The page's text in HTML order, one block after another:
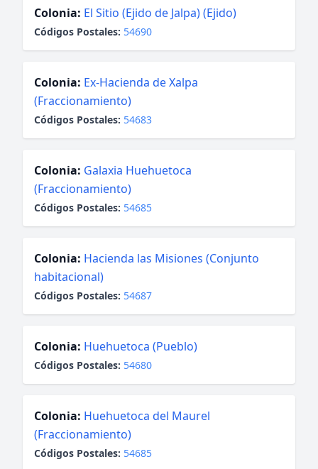
Colonia: El Sitio (Ejido de Jalpa) (Ejido)
Códigos Postales: 54690
Colonia: Ex-Hacienda de Xalpa
(Fraccionamiento)
Códigos Postales: 54683
Colonia: Galaxia Huehuetoca
(Fraccionamiento)
Códigos Postales: 54685
Colonia: Hacienda las Misiones (Conjunto
habitacional)
Códigos Postales: 54687
Colonia: Huehuetoca (Pueblo)
Códigos Postales: 54680
Colonia: Huehuetoca del Maurel
(Fraccionamiento)
Códigos Postales: 54685